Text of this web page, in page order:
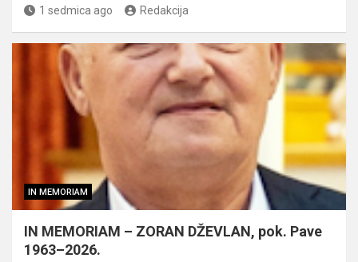
1 sedmica ago Redakcija
IN MEMORIAM
IN MEMORIAM – ZORAN DŽEVLAN, pok. Pave
1963–2026.